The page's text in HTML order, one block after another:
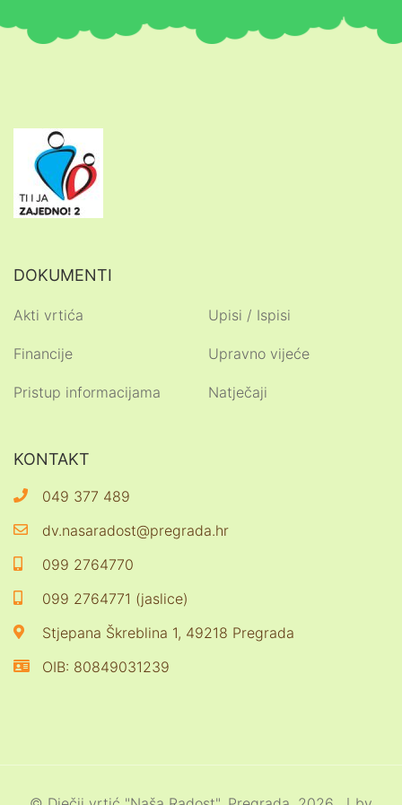
DOKUMENTI
Akti vrtića
Financije
Pristup informacijama
Upisi / Ispisi
Upravno vijeće
Natječaji
KONTAKT
049 377 489
dv.nasaradost@pregrada.hr
099 2764770
099 2764771 (jaslice)
Stjepana Škreblina 1, 49218 Pregrada
OIB: 80849031239